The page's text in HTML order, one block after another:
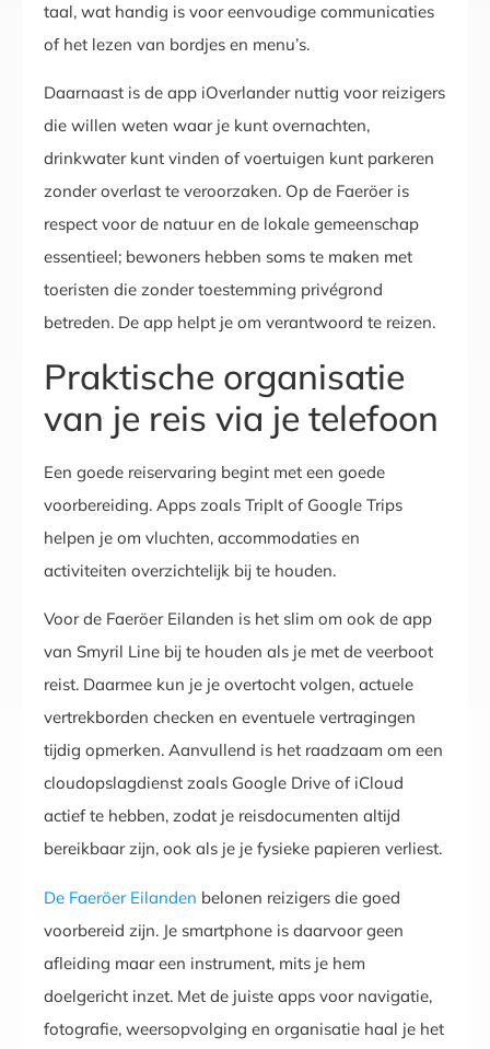
taal, wat handig is voor eenvoudige communicaties
of het lezen van bordjes en menu’s.
Daarnaast is de app iOverlander nuttig voor reizigers
die willen weten waar je kunt overnachten,
drinkwater kunt vinden of voertuigen kunt parkeren
zonder overlast te veroorzaken. Op de Faeröer is
respect voor de natuur en de lokale gemeenschap
essentieel; bewoners hebben soms te maken met
toeristen die zonder toestemming privégrond
betreden. De app helpt je om verantwoord te reizen.
Praktische organisatie
van je reis via je telefoon
Een goede reiservaring begint met een goede
voorbereiding. Apps zoals TripIt of Google Trips
helpen je om vluchten, accommodaties en
activiteiten overzichtelijk bij te houden.
Voor de Faeröer Eilanden is het slim om ook de app
van Smyril Line bij te houden als je met de veerboot
reist. Daarmee kun je je overtocht volgen, actuele
vertrekborden checken en eventuele vertragingen
tijdig opmerken. Aanvullend is het raadzaam om een
cloudopslagdienst zoals Google Drive of iCloud
actief te hebben, zodat je reisdocumenten altijd
bereikbaar zijn, ook als je je fysieke papieren verliest.
De Faeröer Eilanden belonen reizigers die goed
voorbereid zijn. Je smartphone is daarvoor geen
afleiding maar een instrument, mits je hem
doelgericht inzet. Met de juiste apps voor navigatie,
fotografie, weersopvolging en organisatie haal je het